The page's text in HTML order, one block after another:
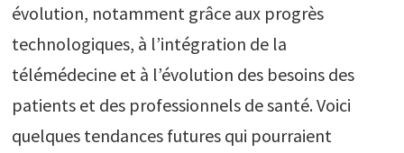
évolution, notamment grâce aux progrès
technologiques, à l’intégration de la
télémédecine et à l’évolution des besoins des
patients et des professionnels de santé. Voici
quelques tendances futures qui pourraient